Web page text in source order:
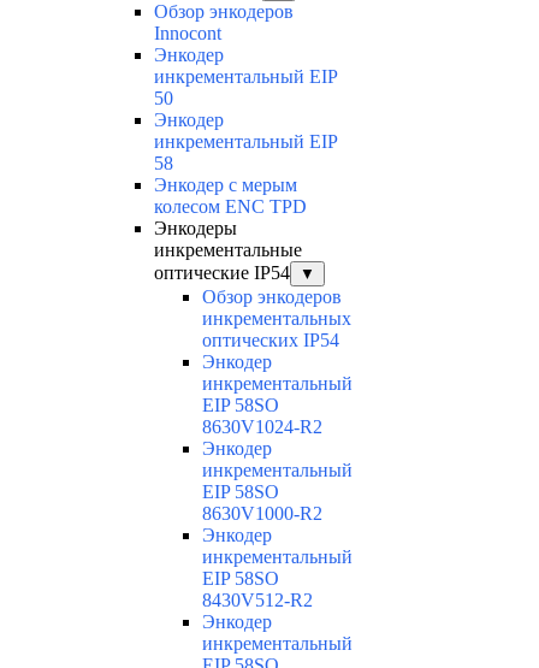
Обзор энкодеров
Innocont
Энкодер
инкрементальный EIP
50
Энкодер
инкрементальный EIP
58
Энкодер с мерым
колесом ENC TPD
Энкодеры
инкрементальные
оптические IP54
▼
Обзор энкодеров
инкрементальных
оптических IP54
Энкодер
инкрементальный
EIP 58SO
8630V1024-R2
Энкодер
инкрементальный
EIP 58SO
8630V1000-R2
Энкодер
инкрементальный
EIP 58SO
8430V512-R2
Энкодер
инкрементальный